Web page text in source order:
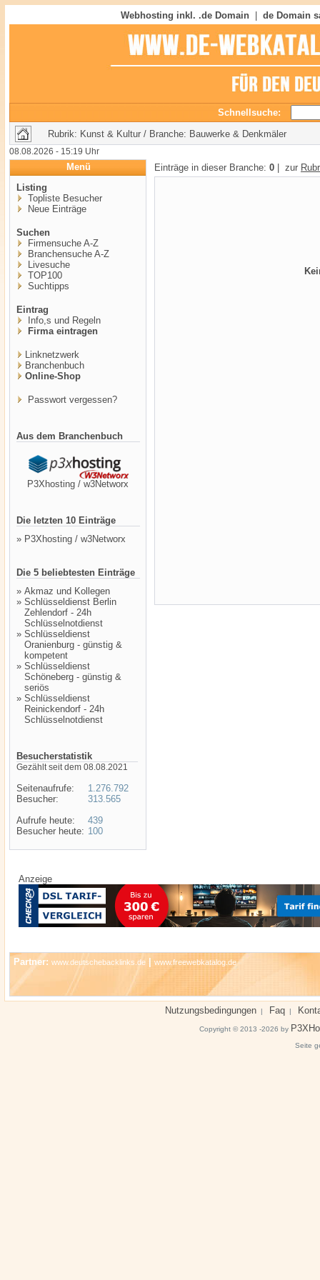
Webhosting inkl. .de Domain de Domain
Schnellsuche:
Rubrik: Kunst & Kultur / Branche: Bauwerke & Denkmäler
08.08.2026 - 15:19 Uhr
Menü
Listing
Topliste Besucher
Neue Einträge
Suchen
Firmensuche A-Z
Branchensuche A-Z
Livesuche
TOP100
Suchtipps
Eintrag
Info,s und Regeln
Firma eintragen
Linknetzwerk
Branchenbuch
Online-Shop
Passwort vergessen?
Aus dem Branchenbuch
P3Xhosting / w3Networx
Die letzten 10 Einträge
» P3Xhosting / w3Networx
Die 5 beliebtesten Einträge
» Akmaz und Kollegen
» Schlüsseldienst Berlin
Zehlendorf - 24h
Schlüsselnotdienst
» Schlüsseldienst
Oranienburg - günstig &
kompetent
» Schlüsseldienst
Schöneberg - günstig &
seriös
» Schlüsseldienst
Reinickendorf - 24h
Schlüsselnotdienst
Besucherstatistik
Gezählt seit dem 08.08.2021
Seitenaufrufe:
Besucher:
Aufrufe heute:
Besucher heute:
1.276.792
313.565
439
100
Einträge in dieser Branche: 0 | zur
Anzeige
Partner: www.deutschebacklinks.de www.freewebkatalog.de
Nutzungsbedingungen | Faq |
Copyright © 2013 -2026 by
Seite